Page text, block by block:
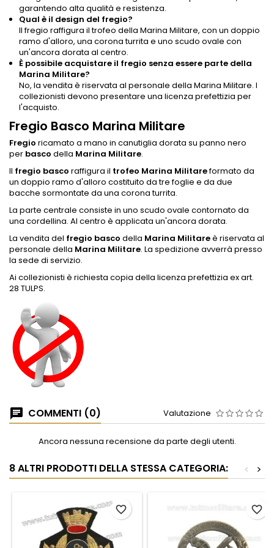
garantendo alta qualità e resistenza.
Qual è il design del fregio?
Il fregio raffigura il trofeo della Marina Militare, con un doppio
ramo d'alloro, una corona turrita e uno scudo ovale con
un'ancora dorata al centro.
È possibile acquistare il fregio senza essere parte della
Marina Militare?
No, la vendita è riservata al personale della Marina Militare. I
collezionisti devono presentare una licenza prefettizia per
l'acquisto.
Fregio Basco Marina Militare
Fregio ricamato a mano in canutiglia dorata su panno nero
per basco della Marina Militare.
Il fregio basco raffigura il trofeo Marina Militareformato da
un doppio ramo d'alloro costituito da tre foglie e da due
bacche sormontate da una corona turrita.
La parte centrale consiste in uno scudo ovale contornato da
una cordellina. Al centro è applicata un'ancora dorata.
La vendita del fregio basco della Marina Militareè riservata al
personale della Marina Militare. La spedizione avverrà presso
la sede di servizio.
Ai collezionisti è richiesta copia della licenza prefettizia ex art.
28 TULPS.
COMMENTI (0) Valutazione
Ancora nessuna recensione da parte degli utenti.
8 ALTRI PRODOTTI DELLA STESSA CATEGORIA: >
<
favorite_border favorite_border